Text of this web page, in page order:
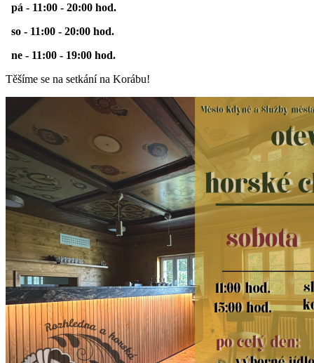
pá - 11:00 - 20:00 hod.
so - 11:00 - 20:00 hod.
ne - 11:00 - 19:00 hod.
Těšíme se na setkání na Korábu!